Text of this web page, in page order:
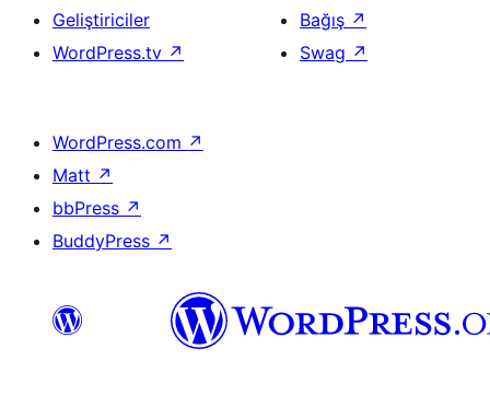
Geliştiriciler
WordPress.tv ↗
Bağış ↗
Swag ↗
WordPress.com ↗
Matt ↗
bbPress ↗
BuddyPress ↗